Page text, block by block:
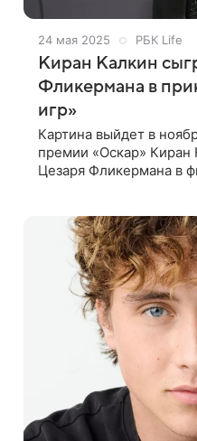
24 мая 2025 РБК Life
Киран Калкин
Фликермана в приквеле
игр»
Картина выйдет в
премии «Оскар» Киран
Цезаря Фликермана в